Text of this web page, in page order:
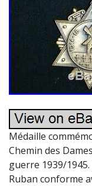
Médaille
Chemin des
guerre 1939/
Ruban conforme